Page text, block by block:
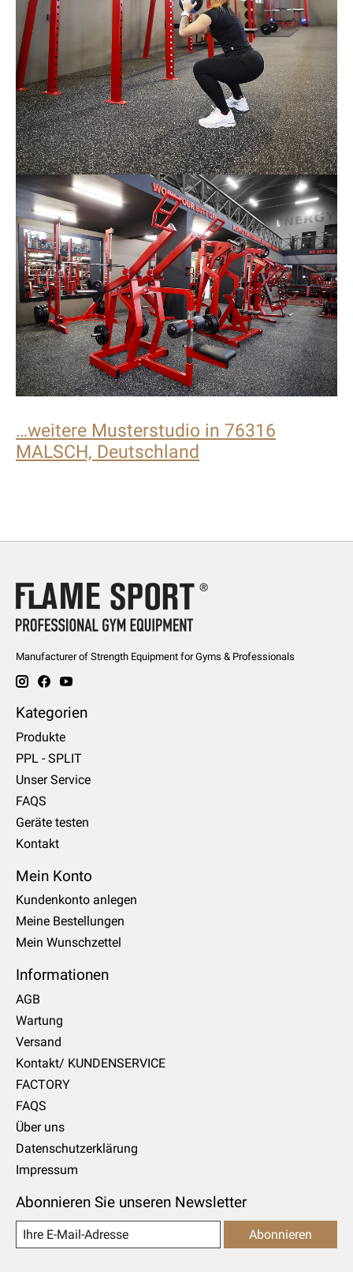
…weitere Musterstudio in 76316
MALSCH, Deutschland
Manufacturer of Strength Equipment for Gyms & Professionals
Kategorien
Produkte
PPL - SPLIT
Unser Service
FAQS
Geräte testen
Kontakt
Mein Konto
Kundenkonto anlegen
Meine Bestellungen
Mein Wunschzettel
Informationen
AGB
Wartung
Versand
Kontakt/ KUNDENSERVICE
FACTORY
FAQS
Über uns
Datenschutzerklärung
Impressum
Abonnieren Sie unseren Newsletter
Abonnieren